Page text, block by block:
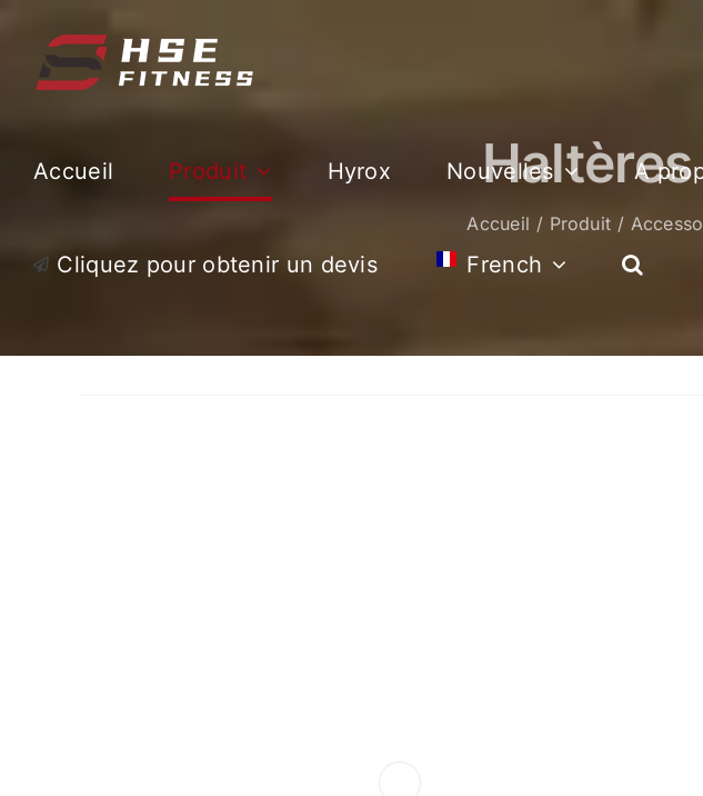
content
Accueil Produit Hyrox Nouvelles A
Cliquez pour obtenir un devis French
Accueil Produit